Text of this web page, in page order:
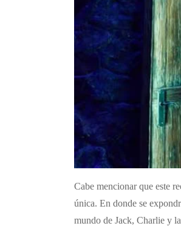
Cabe mencionar que este
única. En donde se
mundo de Jack, Charlie y